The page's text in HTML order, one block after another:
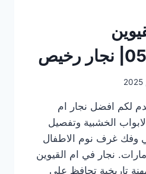
لكم افضل نجار ام
الخشبية وتفصيل
وفك غرف نوم الاطفال
نجار في ام القيوين
تاريخية تحافظ على